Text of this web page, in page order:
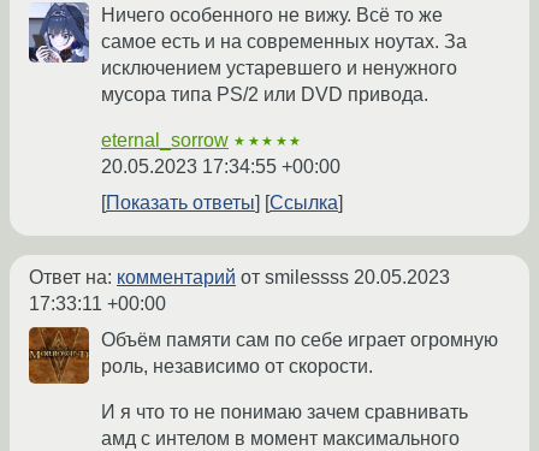
Ничего особенного не вижу. Всё то же
самое есть и на современных ноутах. За
исключением устаревшего и ненужного
мусора типа PS/2 или DVD привода.
eternal_sorrow ★★★★★
20.05.2023 17:34:55 +00:00
Показать ответы
Ссылка
Ответ на: комментарий от smilessss 20.05.2023
17:33:11 +00:00
Объём памяти сам по себе играет огромную
роль, независимо от скорости.
И я что то не понимаю зачем сравнивать
амд с интелом в момент максимального